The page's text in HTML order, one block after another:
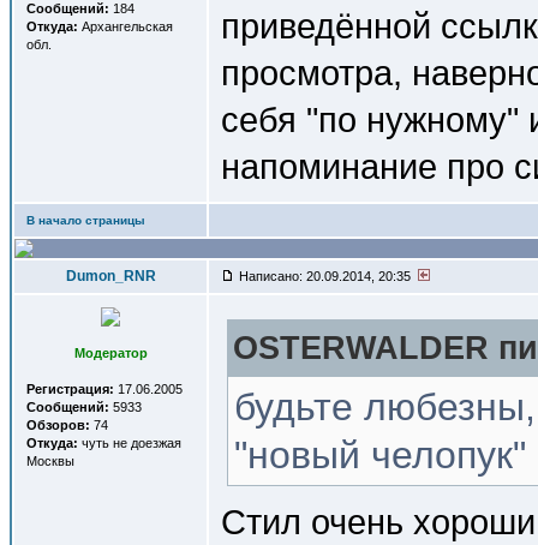
Сообщений: 184
Откуда: Архангельская
обл.
приведённой
просмотра,
себя "по нужному"
напоминание про
В начало страницы
Dumon_RNR Написано: 20.09.2014, 20:35
Модератор
Регистрация: 17.06.2005
Сообщений: 5933
Обзоров: 74
Откуда: чуть не доезжая
Москвы
OSTERWALDER
будьте
"новый
Стил очень